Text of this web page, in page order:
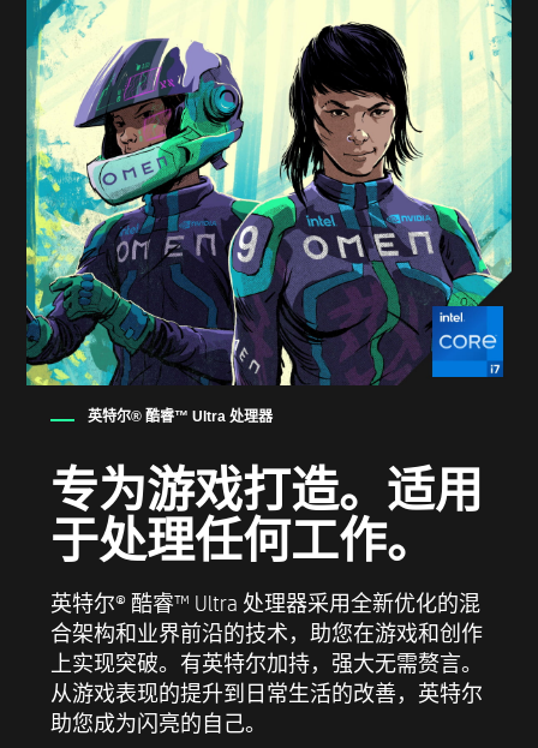
Wi-Fi 和蓝牙
可选配英特尔® Wi-Fi 7 BE200 (2x2) 和蓝牙®
5.4 无线卡
操作系统
预装 Windows 11
扩展插槽
1 个 16 通道 PCI-E Gen5 插槽（支持 Gen5）
外置外部 I/O 端口
®
充电端口）
2 个 USB Type-A 端口，5Gbps 传输速率
耳机/麦克风组合插孔
英特尔® 酷睿™ Ultra 处理器
专为游戏打造。适用
于处理任何工作。
英特尔® 酷睿™ Ultra 处理器采用全新优化的混
合架构和业界前沿的技术，助您在游戏和创作
上实现突破。有英特尔加持，强大无需赘言。
从游戏表现的提升到日常生活的改善，英特尔
助您成为闪亮的自己。